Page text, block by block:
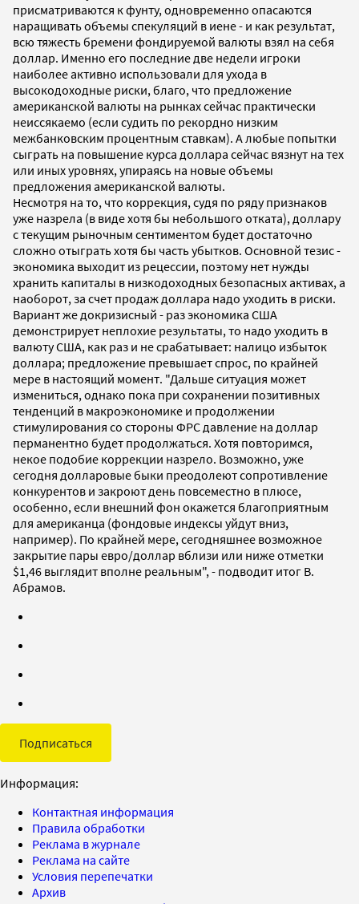
присматриваются к фунту, одновременно опасаются
наращивать объемы спекуляций в иене - и как результат,
всю тяжесть бремени фондируемой валюты взял на себя
доллар. Именно его последние две недели игроки
наиболее активно использовали для ухода в
высокодоходные риски, благо, что предложение
американской валюты на рынках сейчас практически
неиссякаемо (если судить по рекордно низким
межбанковским процентным ставкам). А любые попытки
сыграть на повышение курса доллара сейчас вязнут на тех
или иных уровнях, упираясь на новые объемы
предложения американской валюты.
Несмотря на то, что коррекция, судя по ряду признаков
уже назрела (в виде хотя бы небольшого отката), доллару
с текущим рыночным сентиментом будет достаточно
сложно отыграть хотя бы часть убытков. Основной тезис -
экономика выходит из рецессии, поэтому нет нужды
хранить капиталы в низкодоходных безопасных активах, а
наоборот, за счет продаж доллара надо уходить в риски.
Вариант же докризисный - раз экономика США
демонстрирует неплохие результаты, то надо уходить в
валюту США, как раз и не срабатывает: налицо избыток
доллара; предложение превышает спрос, по крайней
мере в настоящий момент. "Дальше ситуация может
измениться, однако пока при сохранении позитивных
тенденций в макроэкономике и продолжении
стимулирования со стороны ФРС давление на доллар
перманентно будет продолжаться. Хотя повторимся,
некое подобие коррекции назрело. Возможно, уже
сегодня долларовые быки преодолеют сопротивление
конкурентов и закроют день повсеместно в плюсе,
особенно, если внешний фон окажется благоприятным
для американца (фондовые индексы уйдут вниз,
например). По крайней мере, сегодняшнее возможное
закрытие пары евро/доллар вблизи или ниже отметки
$1,46 выглядит вполне реальным", - подводит итог В.
Абрамов.
Подписаться
Информация:
Контактная информация
Правила обработки
Реклама в журнале
Реклама на сайте
Условия перепечатки
Архив